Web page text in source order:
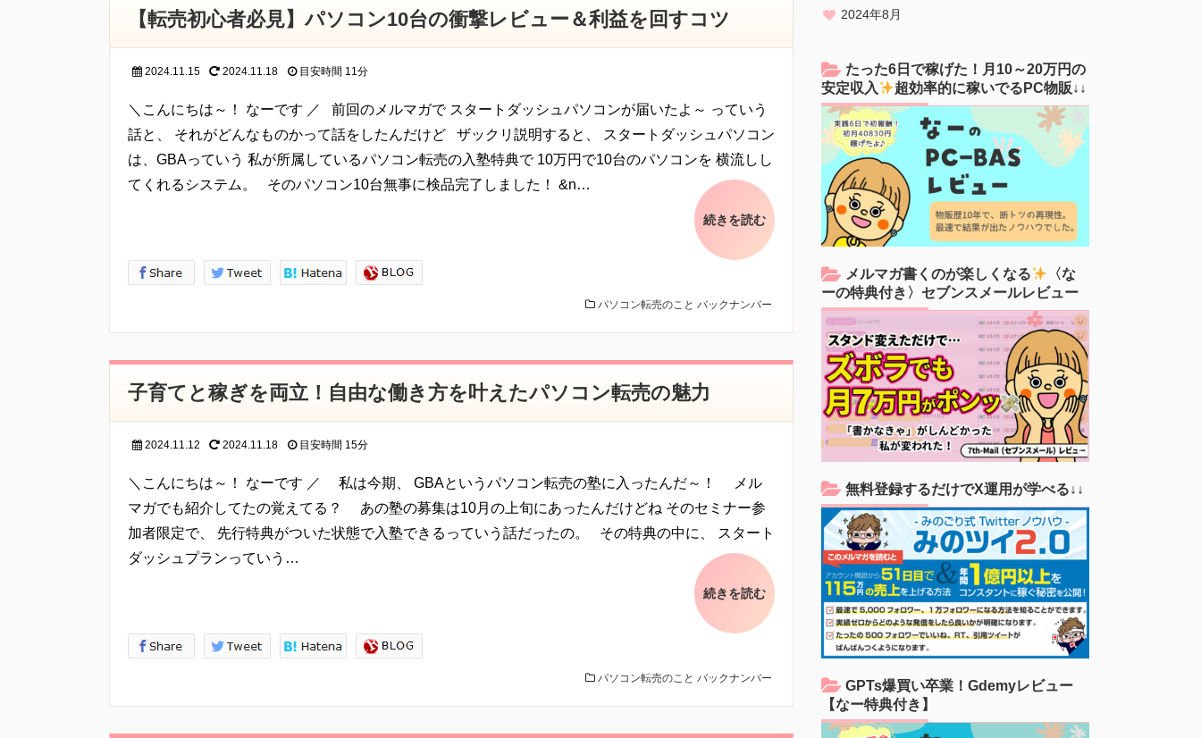
【転売初心者必見】パソコン10台の衝撃レビュー＆利益を回すコツ
2024.11.15 2024.11.18 目安時間 11分
＼こんにちは～！ なーです ／ 前回のメルマガで スタートダッシュパソコンが届いたよ～ っていう
話と、 それがどんなものかって話をしたんだけど ザックリ説明すると、 スタートダッシュパソコン
は、GBAっていう 私が所属しているパソコン転売の入塾特典で 10万円で10台のパソコンを 横流しし
てくれるシステム。 そのパソコン10台無事に検品完了しました！ &n…
続きを読む
パソコン転売のこと バックナンバー
子育てと稼ぎを両立！自由な働き方を叶えたパソコン転売の魅力
2024.11.12 2024.11.18 目安時間 15分
＼こんにちは～！ なーです ／ 私は今期、 GBAというパソコン転売の塾に入ったんだ～！ メル
マガでも紹介してたの覚えてる？ あの塾の募集は10月の上旬にあったんだけどね そのセミナー参
加者限定で、 先行特典がついた状態で入塾できるっていう話だったの。 その特典の中に、 スタート
ダッシュプランっていう…
続きを読む
パソコン転売のこと バックナンバー
2024年8月
たった6日で稼げた！月10～20万円の
安定収入
超効率的に稼いでるPC物販↓↓
メルマガ書くのが楽しくなる
〈な
ーの特典付き〉セブンスメールレビュー
無料登録するだけでX運用が学べる↓↓
GPTs爆買い卒業！Gdemyレビュー
【なー特典付き】